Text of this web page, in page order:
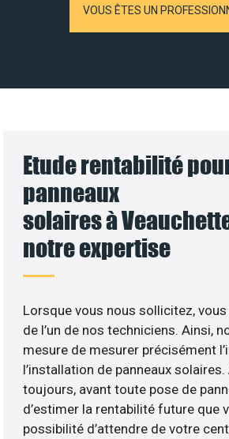
VOUS ÊTES UN
Etude rentabilité
panneaux
solaires à
notre expertise
Lorsque vous nous sollicitez,
de l’un de nos techniciens. Ainsi,
mesure de mesurer précisément
l’installation de panneaux
toujours, avant toute pose de
d’estimer la rentabilité future que
possibilité d’attendre de votre